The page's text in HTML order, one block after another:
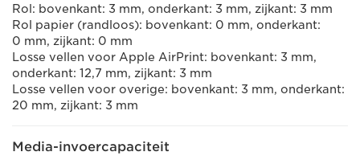
Rol: bovenkant: 3 mm, onderkant: 3 mm, zijkant: 3 mm
Rol papier (randloos): bovenkant: 0 mm, onderkant:
0 mm, zijkant: 0 mm
Losse vellen voor Apple AirPrint: bovenkant: 3 mm,
onderkant: 12,7 mm, zijkant: 3 mm
Losse vellen voor overige: bovenkant: 3 mm, onderkant:
20 mm, zijkant: 3 mm
Media-invoercapaciteit